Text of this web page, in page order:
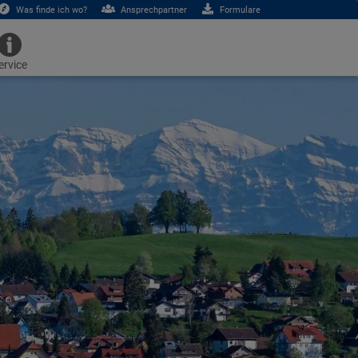
Was finde ich wo? Ansprechpartner Formulare